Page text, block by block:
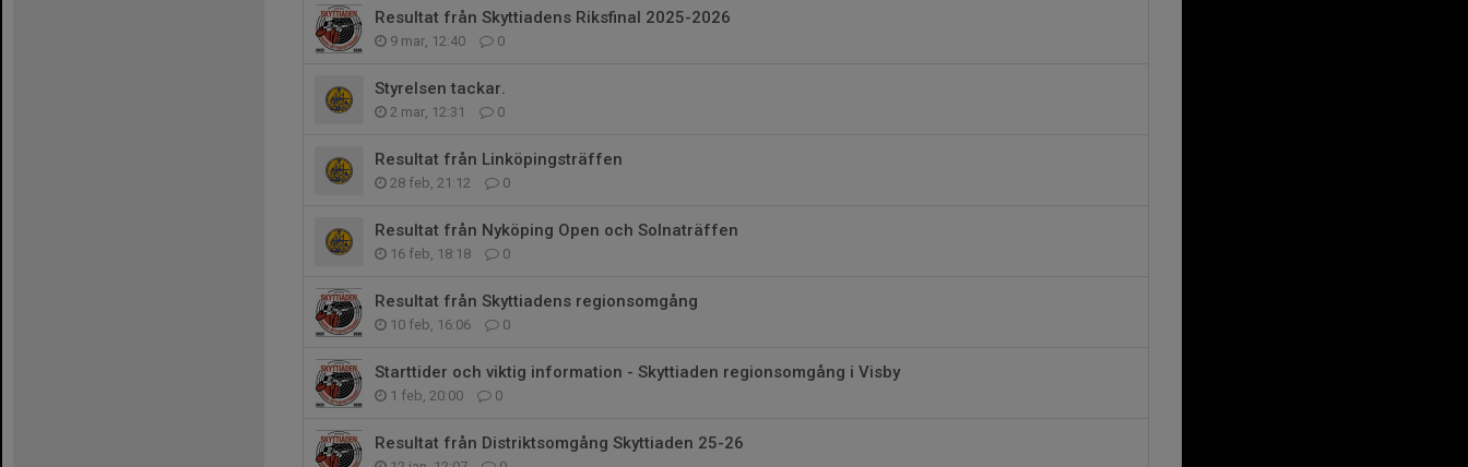
Resultat från Skyttiadens Riksfinal 2025-2026
9 mar, 12:40 0
Styrelsen tackar.
2 mar, 12:31 0
Resultat från Linköpingsträffen
28 feb, 21:12 0
Resultat från Nyköping Open och Solnaträffen
16 feb, 18:18 0
Resultat från Skyttiadens regionsomgång
10 feb, 16:06 0
Starttider och viktig information - Skyttiaden regionsomgång i Visby
1 feb, 20:00 0
Resultat från Distriktsomgång Skyttiaden 25-26